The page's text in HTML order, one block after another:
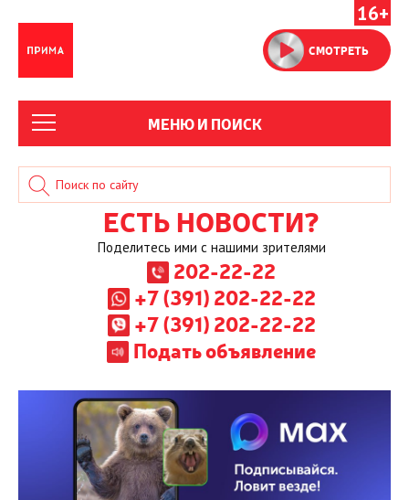
16+
СМОТРЕТЬ
МЕНЮ И ПОИСК
ЕСТЬ НОВОСТИ?
Поделитесь ими с нашими зрителями
202-22-22
+7 (391) 202-22-22
+7 (391) 202-22-22
Подать объявление